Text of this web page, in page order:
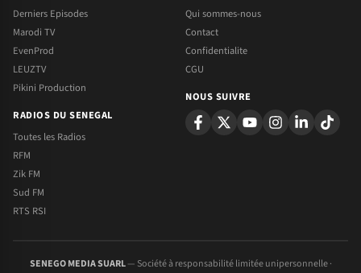
Derniers Episodes
Marodi TV
EvenProd
LEUZTV
Pikini Production
RADIOS DU SENEGAL
Toutes les Radios
RFM
Zik FM
Sud FM
RTS RSI
Qui sommes-nous
Contact
Confidentialite
CGU
NOUS SUIVRE
SENEGO MEDIA SUARL— Société à responsabilité limitée unipersonnelle ·